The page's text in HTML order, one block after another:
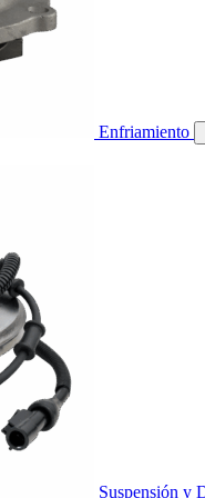
Enfriamiento
Suspensión y